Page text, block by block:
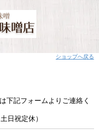
ショップへ戻る
下記フォームよりご連絡く
祝定休）